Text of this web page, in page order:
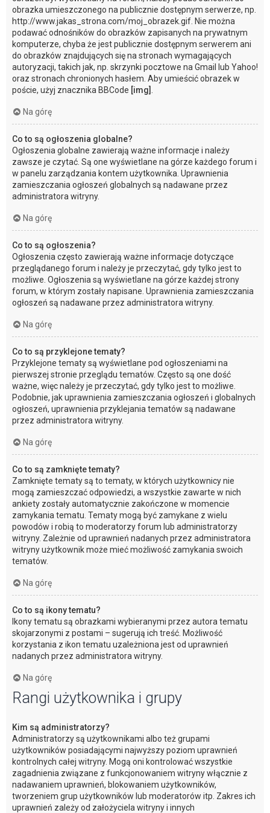
obrazka umieszczonego na publicznie dostępnym serwerze, np.
http://www.jakas_strona.com/moj_obrazek.gif. Nie można
podawać odnośników do obrazków zapisanych na prywatnym
komputerze, chyba że jest publicznie dostępnym serwerem ani
do obrazków znajdujących się na stronach wymagających
autoryzacji, takich jak, np. skrzynki pocztowe na Gmail lub Yahoo!
oraz stronach chronionych hasłem. Aby umieścić obrazek w
poście, użyj znacznika BBCode [img]
Na górę
Co to są ogłoszenia globalne?
Ogłoszenia globalne zawierają ważne informacje i należy
zawsze je czytać. Są one wyświetlane na górze każdego forum i
w panelu zarządzania kontem użytkownika. Uprawnienia
zamieszczania ogłoszeń globalnych są nadawane przez
administratora witryny.
Na górę
Co to są ogłoszenia?
Ogłoszenia często zawierają ważne informacje dotyczące
przeglądanego forum i należy je przeczytać, gdy tylko jest to
możliwe. Ogłoszenia są wyświetlane na górze każdej strony
forum, w którym zostały napisane. Uprawnienia zamieszczania
ogłoszeń są nadawane przez administratora witryny.
Na górę
Co to są przyklejone tematy?
Przyklejone tematy są wyświetlane pod ogłoszeniami na
pierwszej stronie przeglądu tematów. Często są one dość
ważne, więc należy je przeczytać, gdy tylko jest to możliwe.
Podobnie, jak uprawnienia zamieszczania ogłoszeń i globalnych
ogłoszeń, uprawnienia przyklejania tematów są nadawane
przez administratora witryny.
Na górę
Co to są zamknięte tematy?
Zamknięte tematy są to tematy, w których użytkownicy nie
mogą zamieszczać odpowiedzi, a wszystkie zawarte w nich
ankiety zostały automatycznie zakończone w momencie
zamykania tematu. Tematy mogą być zamykane z wielu
powodów i robią to moderatorzy forum lub administratorzy
witryny. Zależnie od uprawnień nadanych przez administratora
witryny użytkownik może mieć możliwość zamykania swoich
tematów.
Na górę
Co to są ikony tematu?
Ikony tematu są obrazkami wybieranymi przez autora tematu
skojarzonymi z postami – sugerują ich treść. Możliwość
korzystania z ikon tematu uzależniona jest od uprawnień
nadanych przez administratora witryny.
Na górę
Rangi użytkownika i grupy
Kim są administratorzy?
Administratorzy są użytkownikami albo też grupami
użytkowników posiadającymi najwyższy poziom uprawnień
kontrolnych całej witryny. Mogą oni kontrolować wszystkie
zagadnienia związane z funkcjonowaniem witryny włącznie z
nadawaniem uprawnień, blokowaniem użytkowników,
tworzeniem grup użytkowników lub moderatorów itp. Zakres ich
uprawnień zależy od założyciela witryny i innych